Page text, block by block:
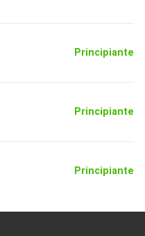
Principiante
Principiante
Principiante